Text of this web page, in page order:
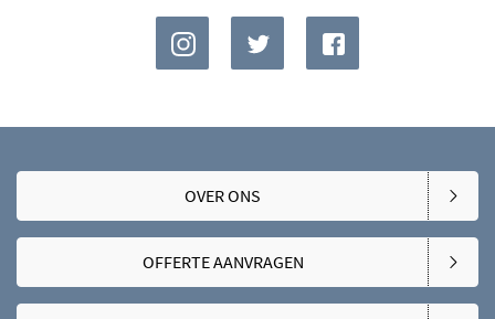
OVER ONS
OFFERTE AANVRAGEN